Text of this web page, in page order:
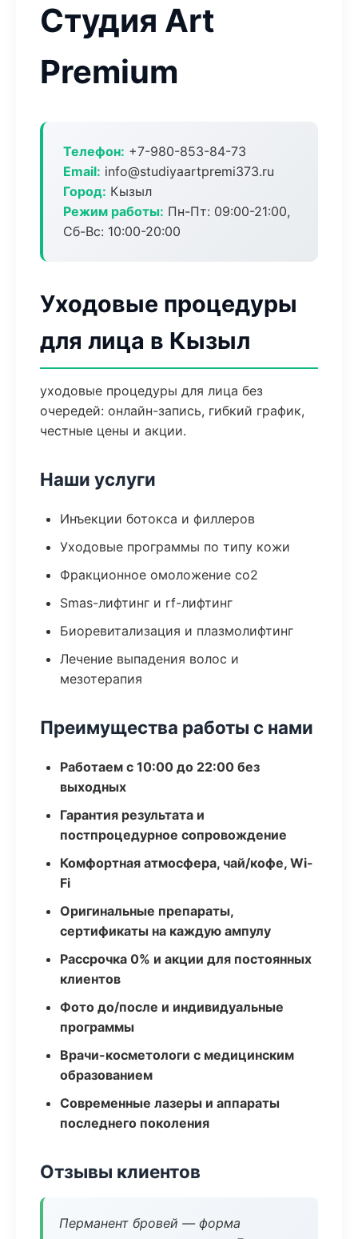
Студия Art
Premium
Телефон: +7-980-853-84-73
Email: info@studiyaartpremi373.ru
Город: Кызыл
Режим работы: Пн-Пт: 09:00-21:00,
Сб-Вс: 10:00-20:00
Уходовые процедуры
для лица в Кызыл
уходовые процедуры для лица без
очередей: онлайн-запись, гибкий график,
честные цены и акции.
Наши услуги
Инъекции ботокса и филлеров
Уходовые программы по типу кожи
Фракционное омоложение co2
Smas-лифтинг и rf-лифтинг
Биоревитализация и плазмолифтинг
Лечение выпадения волос и
мезотерапия
Преимущества работы с нами
Работаем с 10:00 до 22:00 без
выходных
Гарантия результата и
постпроцедурное сопровождение
Комфортная атмосфера, чай/кофе, Wi-
Fi
Оригинальные препараты,
сертификаты на каждую ампулу
Рассрочка 0% и акции для постоянных
клиентов
Фото до/после и индивидуальные
программы
Врачи-косметологи с медицинским
образованием
Современные лазеры и аппараты
последнего поколения
Отзывы клиентов
Перманент бровей — форма